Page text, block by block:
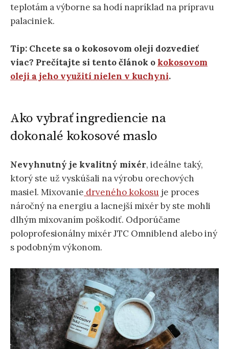
teplotám a výborne sa hodí napríklad na prípravu
palaciniek.
Tip: Chcete sa o kokosovom oleji dozvedieť
viac? Prečítajte si tento článok o kokosovom
oleji a jeho využití nielen v kuchyni.
Ako vybrať ingrediencie na
dokonalé kokosové maslo
Nevyhnutný je kvalitný mixér, ideálne taký,
ktorý ste už vyskúšali na výrobu orechových
masiel. Mixovanie drveného kokosu je proces
náročný na energiu a lacnejší mixér by ste mohli
dlhým mixovaním poškodiť. Odporúčame
poloprofesionálny mixér JTC Omniblend alebo iný
s podobným výkonom.